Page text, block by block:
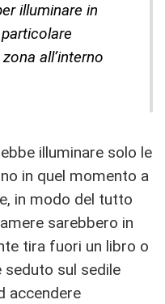
illuminare in
all’interno
illuminare solo le
in quel momento a
in modo del tutto
sarebbero in
tira fuori un libro o
seduto sul sedile
accendere